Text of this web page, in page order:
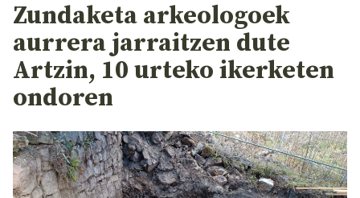
Zundaketa arkeologoek
aurrera jarraitzen dute
Artzin, 10 urteko ikerketen
ondoren